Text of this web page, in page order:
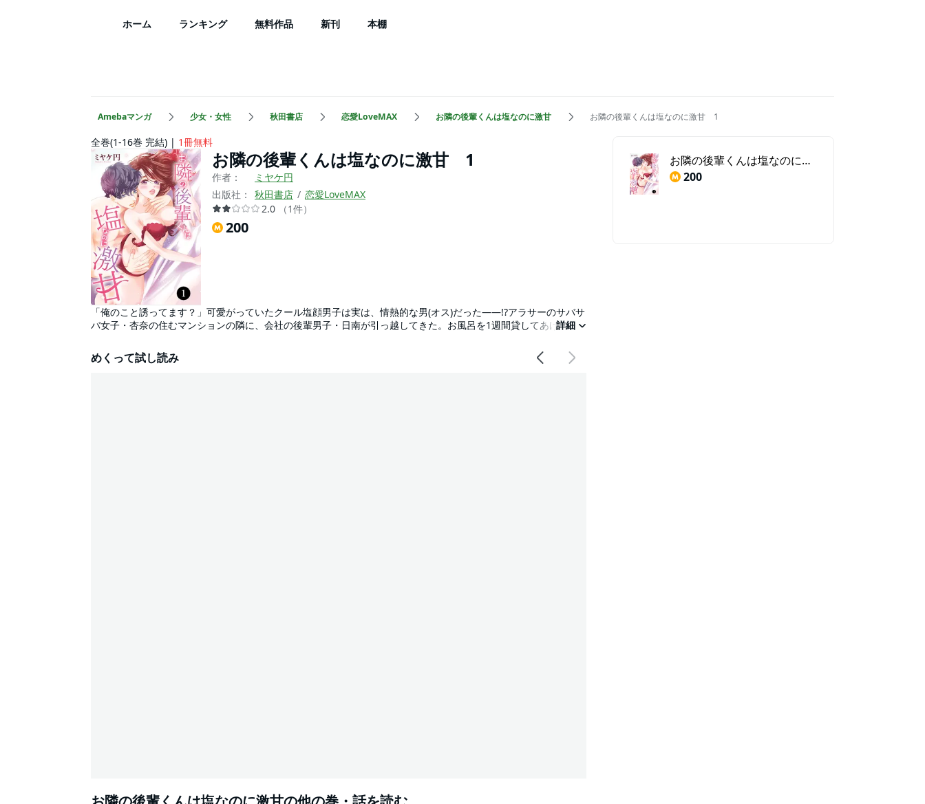
ホーム ランキング 無料作品 新刊 本棚
Amebaマンガ 少女・女性 秋田書店 恋愛LoveMAX お隣の後輩くんは塩なのに激甘 お隣の後輩くんは塩なのに激甘 1
全巻(1-16巻 完結) 1冊無料
お隣の後輩くんは塩なのに激甘 1
作者：
ミヤケ円
出版社：
秋田書店
恋愛LoveMAX
2.0
（1件）
200
「俺のこと誘ってます？」可愛がっていたクール塩顔男子は実は、情熱的な男(オス)だった――!?アラサーのサバサ
バ女子・杏奈の住むマンションの隣に、会社の後輩男子・日南が引っ越してきた。お風呂を1週間貸してあげるこ
に、勢いでHする関係になってしまい…!?
詳細
めくって試し読み
お隣の後輩くんは塩なのに激甘 1
200